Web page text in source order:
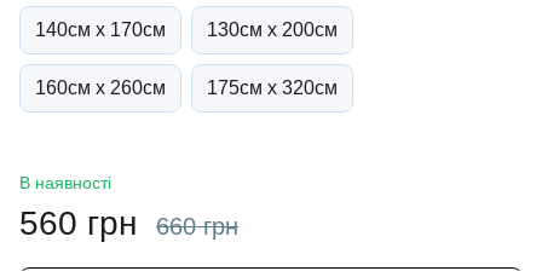
140см х 170см 130см х 200см
160см х 260см 175см х 320см
В наявності
560 грн 660 грн